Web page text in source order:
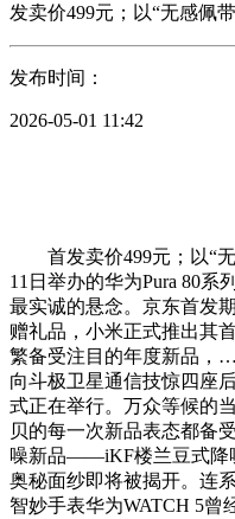
发卖价499元；以“无感佩带
发布时间：
2026-05-01 11:42
首发卖价499元；以“无
11日举办的华为Pura 80
最实诚的悬念。京东首发
赠礼品，小米正式推出其
繁备受注目的年度新品，
向斗极卫星通信技惊四座
式正在举行。万众等候的
贝的每一次新品表态都备
噪新品——iKF楼兰豆式降
奥秘面纱即将被揭开。连
智妙手表华为WATCH 5曾